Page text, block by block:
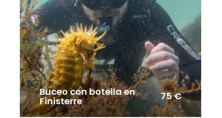
Buceo con botella en
Finisterre 75 €